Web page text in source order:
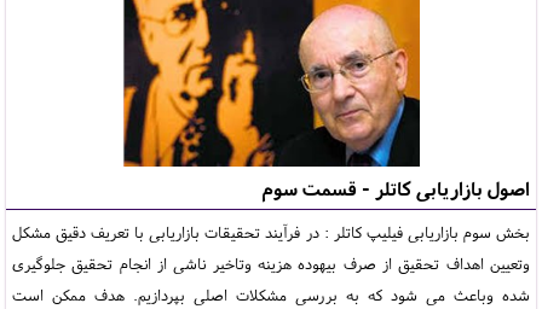
اصول بازاریابی کاتلر - قسمت سوم
بخش سوم بازاریابی فیلیپ کاتلر : در فرآیند تحقیقات بازاریابی با تعریف دقیق مشکل
وتعیین اهداف تحقیق از صرف بیهوده هزینه وتاخیر ناشی از انجام تحقیق جلوگیری
شده وباعث می شود که به بررسی مشکلات اصلی بپردازیم. هدف ممکن است